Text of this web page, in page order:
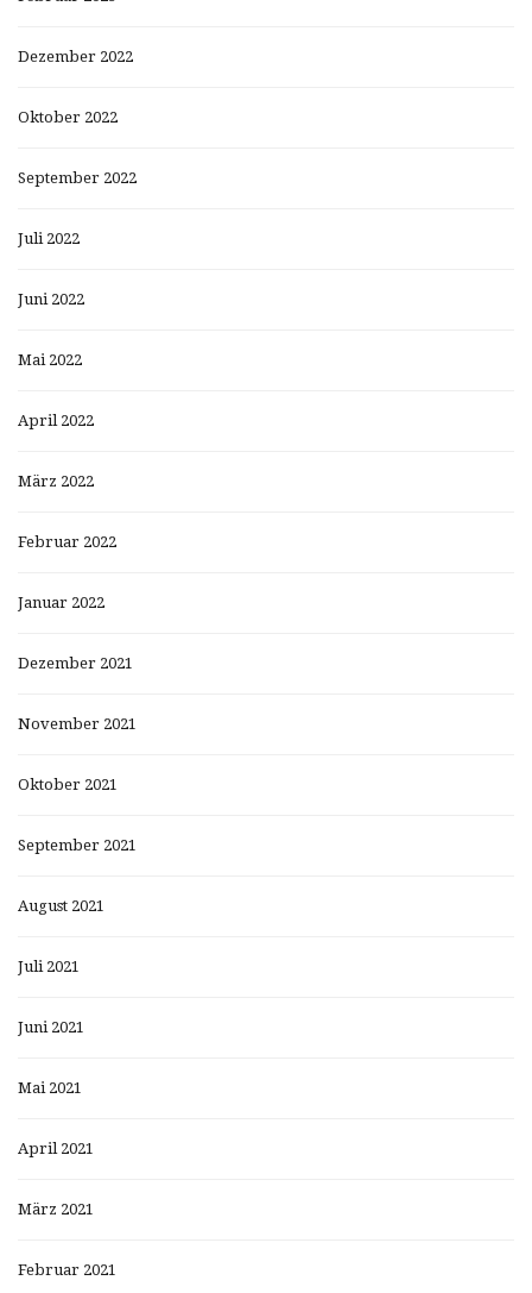
Dezember 2022
Oktober 2022
September 2022
Juli 2022
Juni 2022
Mai 2022
April 2022
März 2022
Februar 2022
Januar 2022
Dezember 2021
November 2021
Oktober 2021
September 2021
August 2021
Juli 2021
Juni 2021
Mai 2021
April 2021
März 2021
Februar 2021